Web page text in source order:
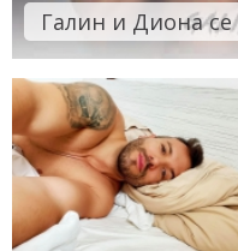
Галин и Диона се